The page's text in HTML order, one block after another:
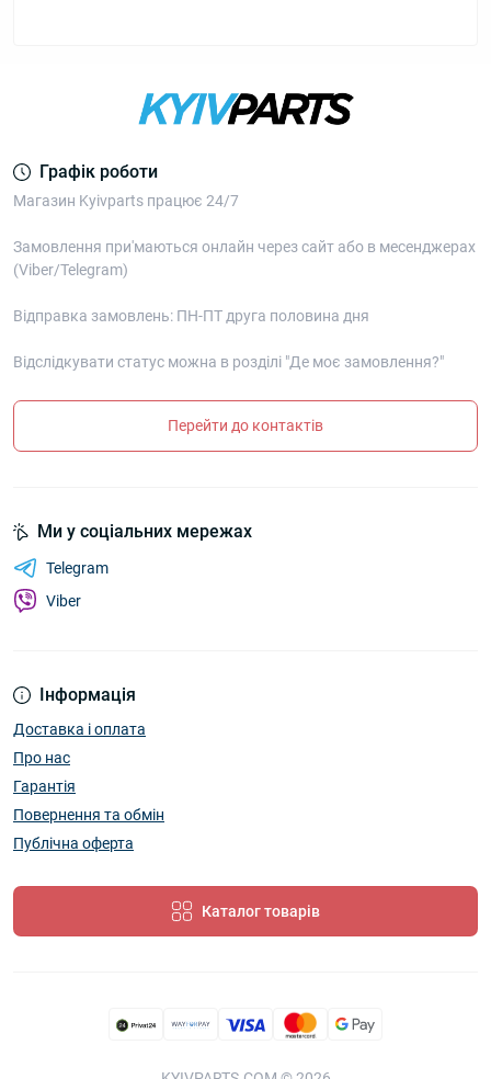
Графік роботи
Магазин Kyivparts працює 24/7
Замовлення при'маються онлайн через сайт або в месенджерах
(Viber/Telegram)
Відправка замовлень: ПН-ПТ друга половина дня
Відслідкувати статус можна в розділі "Де моє замовлення?"
Перейти до контактів
Інформація
Доставка і оплата
Про нас
Гарантія
Повернення та обмін
Публічна оферта
Каталог товарів
Ми у соціальних мережах
Telegram
Viber